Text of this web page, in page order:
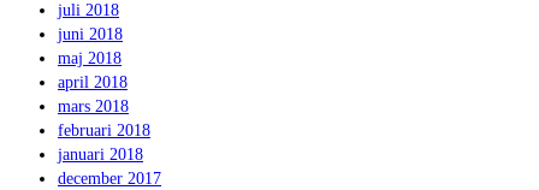
juli 2018
juni 2018
maj 2018
april 2018
mars 2018
februari 2018
januari 2018
december 2017